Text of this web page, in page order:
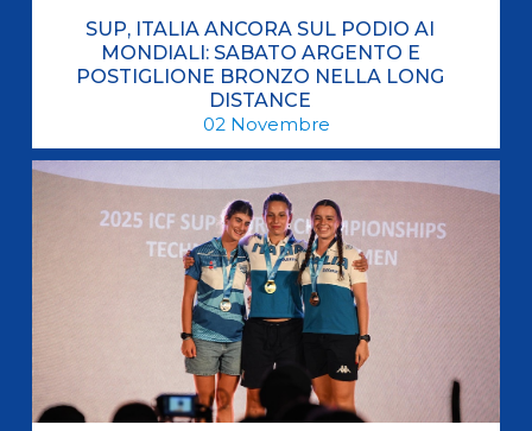
SUP, ITALIA ANCORA SUL PODIO AI
MONDIALI: SABATO ARGENTO E
POSTIGLIONE BRONZO NELLA LONG
DISTANCE
02 Novembre